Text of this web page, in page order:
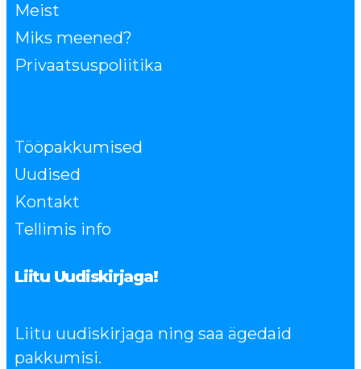
Meist
Miks meened?
Privaatsuspoliitika
Tööpakkumised
Uudised
Kontakt
Tellimis info
Liitu Uudiskirjaga!
Liitu uudiskirjaga ning saa ägedaid
pakkumisi.